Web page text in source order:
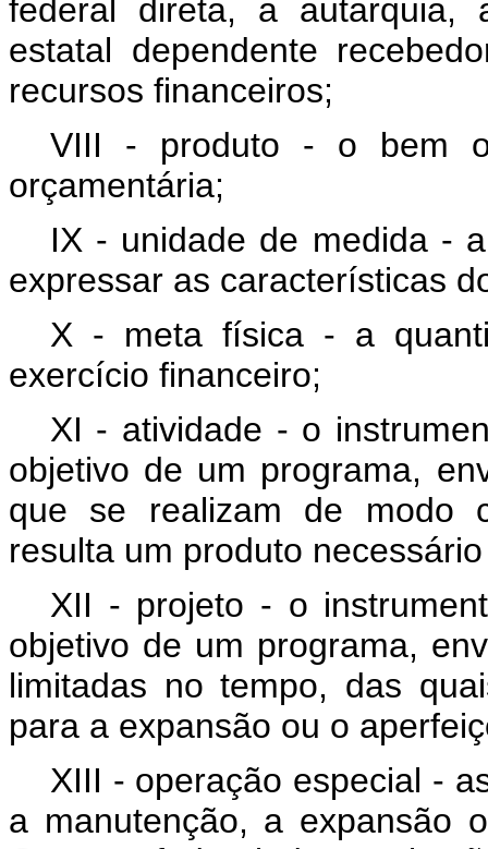
federal direta, a autarquia,
estatal dependente
recursos financeiros;
VIII - produto - o bem
orçamentária;
IX - unidade de medida -
expressar as características
X - meta física - a
exercício financeiro;
XI - atividade - o
objetivo de um programa,
que se realizam de modo
resulta um produto
XII - projeto - o
objetivo de um programa,
limitadas no tempo, das
para a expansão ou o
XIII - operação especial -
a manutenção, a expansão